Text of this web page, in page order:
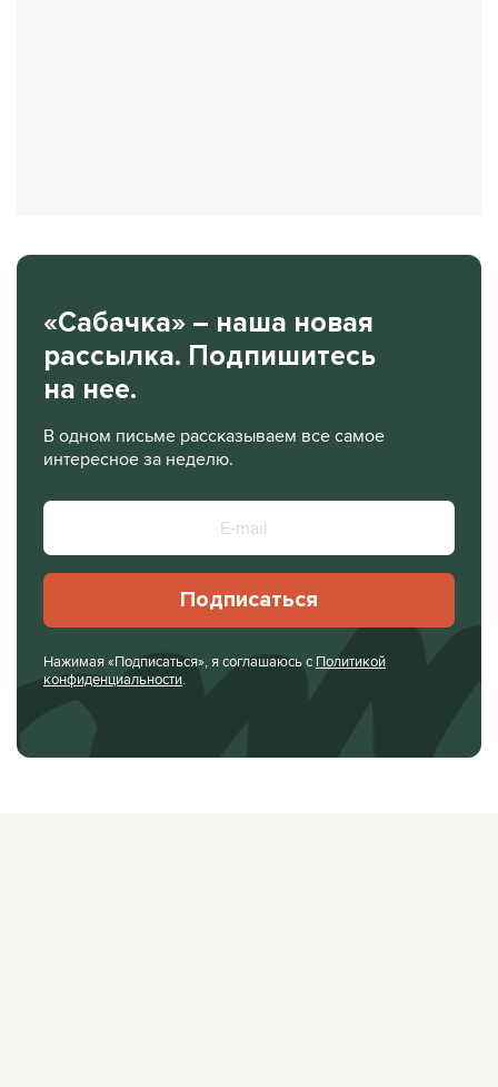
«Сабачка» – наша новая
рассылка. Подпишитесь
на нее.
В одном письме рассказываем все самое
интересное за неделю.
Подписаться
Нажимая «Подписаться», я соглашаюсь с Политикой
конфиденциальности.